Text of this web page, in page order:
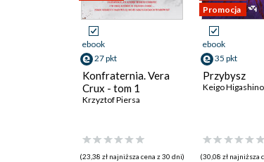
ebook
27 pkt
Konfraternia. Vera
Crux - tom 1
Krzyztof Piersa
(23,38 zł najniższa cena z 30 dni)
Promocja
ebook
35 pkt
Przybysz
Keigo Higashino
(30,08 zł najniższa